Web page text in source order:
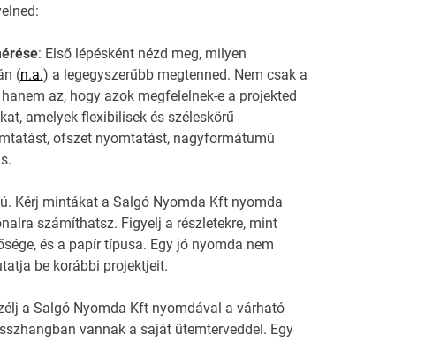
: Első lépésként nézd meg, milyen
(n.a.) a legegyszerűbb megtenned. Nem csak a
az, hogy azok megfelelnek-e a projekted
amelyek flexibilisek és széleskörű
ofszet nyomtatást, nagyformátumú
Kérj mintákat a Salgó Nyomda Kft nyomda
számíthatsz. Figyelj a részletekre, mint
és a papír típusa. Egy jó nyomda nem
be korábbi projektjeit.
a Salgó Nyomda Kft nyomdával a várható
vannak a saját ütemterveddel. Egy